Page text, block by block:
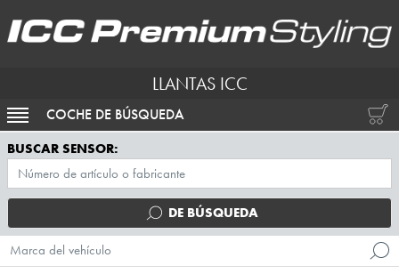
LLANTAS ICC
ACTIVAR NAVEGACIÓN
COCHE DE BÚSQUEDA
BUSCAR SENSOR:
DE BÚSQUEDA
Marca del vehículo